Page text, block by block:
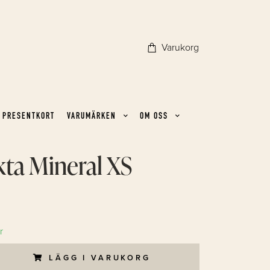
Varukorg
PRESENTKORT VARUMÄRKEN OM OSS
Mineral XS
LÄGG I VARUKORG